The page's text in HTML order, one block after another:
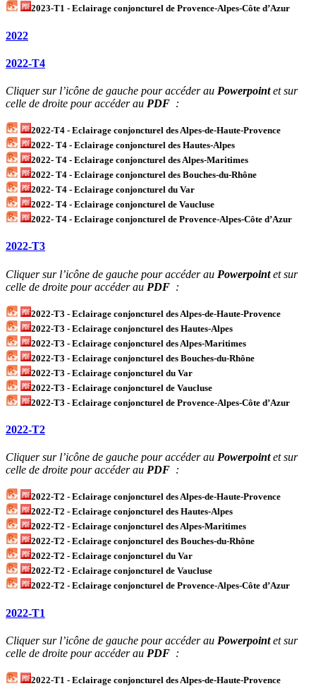
2023-T1 - Eclairage conjoncturel de Provence-Alpes-Côte d’Azur
2022
2022-T4
Cliquer sur l’icône de gauche pour accéder au Powerpointet sur
celle de droite pour accéder au PDF :
2022-T4 - Eclairage conjoncturel des Alpes-de-Haute-Provence
2022- T4 - Eclairage conjoncturel des Hautes-Alpes
2022- T4 - Eclairage conjoncturel des Alpes-Maritimes
2022- T4 - Eclairage conjoncturel des Bouches-du-Rhône
2022- T4 - Eclairage conjoncturel du Var
2022- T4 - Eclairage conjoncturel de Vaucluse
2022- T4 - Eclairage conjoncturel de Provence-Alpes-Côte d’Azur
2022-T3
Cliquer sur l’icône de gauche pour accéder au Powerpointet sur
celle de droite pour accéder au PDF :
2022-T3 - Eclairage conjoncturel des Alpes-de-Haute-Provence
2022-T3 - Eclairage conjoncturel des Hautes-Alpes
2022-T3 - Eclairage conjoncturel des Alpes-Maritimes
2022-T3 - Eclairage conjoncturel des Bouches-du-Rhône
2022-T3 - Eclairage conjoncturel du Var
2022-T3 - Eclairage conjoncturel de Vaucluse
2022-T3 - Eclairage conjoncturel de Provence-Alpes-Côte d’Azur
2022-T2
Cliquer sur l’icône de gauche pour accéder au Powerpointet sur
celle de droite pour accéder au PDF :
2022-T2 - Eclairage conjoncturel des Alpes-de-Haute-Provence
2022-T2 - Eclairage conjoncturel des Hautes-Alpes
2022-T2 - Eclairage conjoncturel des Alpes-Maritimes
2022-T2 - Eclairage conjoncturel des Bouches-du-Rhône
2022-T2 - Eclairage conjoncturel du Var
2022-T2 - Eclairage conjoncturel de Vaucluse
2022-T2 - Eclairage conjoncturel de Provence-Alpes-Côte d’Azur
2022-T1
Cliquer sur l’icône de gauche pour accéder au Powerpointet sur
celle de droite pour accéder au PDF :
2022-T1 - Eclairage conjoncturel des Alpes-de-Haute-Provence